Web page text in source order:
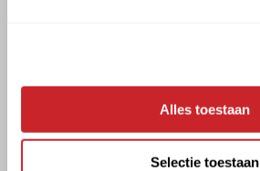
Alles toestaan
Selectie toestaan